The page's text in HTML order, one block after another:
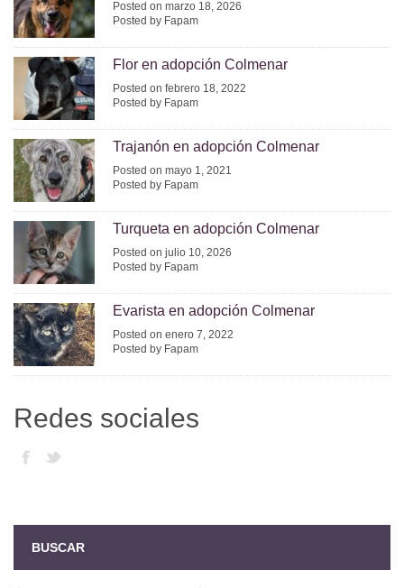
Posted on marzo 18, 2026
Posted by Fapam
Flor en adopción Colmenar
Posted on febrero 18, 2022
Posted by Fapam
Trajanón en adopción Colmenar
Posted on mayo 1, 2021
Posted by Fapam
Turqueta en adopción Colmenar
Posted on julio 10, 2026
Posted by Fapam
Evarista en adopción Colmenar
Posted on enero 7, 2022
Posted by Fapam
Redes sociales
BUSCAR